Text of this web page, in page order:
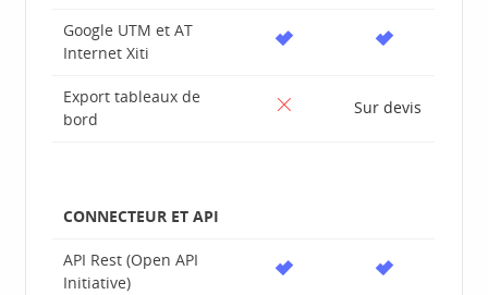
Google UTM et AT
Internet Xiti
Export tableaux de
bord
Sur devis
CONNECTEUR ET API
API Rest (Open API
Initiative)